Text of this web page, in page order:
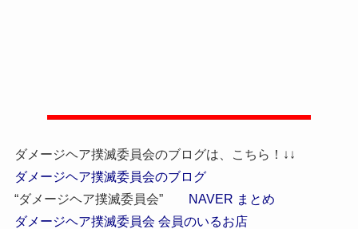
ダメージヘア撲滅委員会のブログは、こちら！↓↓
ダメージヘア撲滅委員会のブログ
“ダメージヘア撲滅委員会”
NAVER まとめ
ダメージヘア撲滅委員会 会員のいるお店